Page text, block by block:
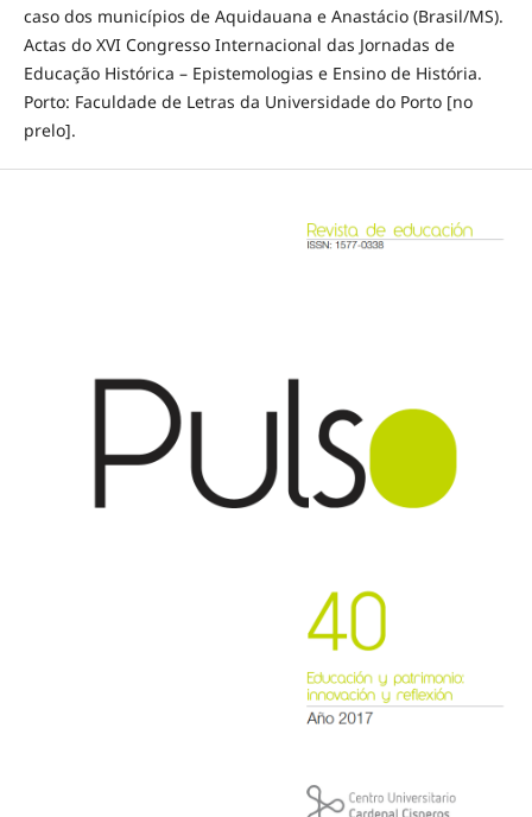
caso dos municípios de Aquidauana e Anastácio (Brasil/MS).
Actas do XVI Congresso Internacional das Jornadas de
Educação Histórica – Epistemologias e Ensino de História.
Porto: Faculdade de Letras da Universidade do Porto [no
prelo].